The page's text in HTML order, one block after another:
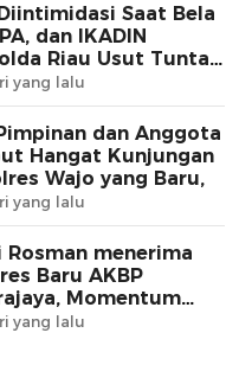
Saat Bela
dan IKADIN
Riau Usut Tuntas
yang lalu
dan Anggota
Hangat Kunjungan
Wajo yang Baru,
yang lalu
menerima
Baru AKBP
Momentum
yang lalu